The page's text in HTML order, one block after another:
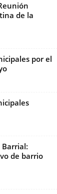
de la
por el
de barrio